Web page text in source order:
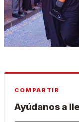
COMPARTIR
Ayúdanos a